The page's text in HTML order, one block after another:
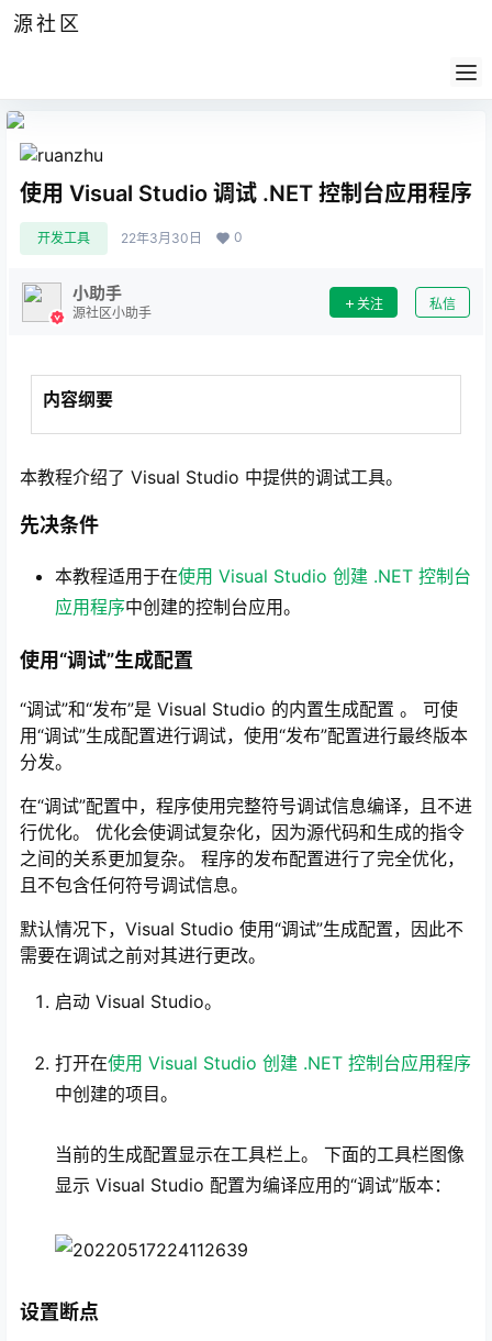
源社区
使用 Visual Studio 调试 .NET 控制台应用程序
开发工具 22年3月30日 0
小助手
源社区小助手
关注 私信
内容纲要
本教程介绍了 Visual Studio 中提供的调试工具。
先决条件
本教程适用于在使用 Visual Studio 创建 .NET 控制台
应用程序中创建的控制台应用。
使用“调试”生成配置
“调试”和“发布”是 Visual Studio 的内置生成配置 。 可使
用“调试”生成配置进行调试，使用“发布”配置进行最终版本
分发。
在“调试”配置中，程序使用完整符号调试信息编译，且不进
行优化。 优化会使调试复杂化，因为源代码和生成的指令
之间的关系更加复杂。 程序的发布配置进行了完全优化，
且不包含任何符号调试信息。
默认情况下，Visual Studio 使用“调试”生成配置，因此不
需要在调试之前对其进行更改。
启动 Visual Studio。
打开在使用 Visual Studio 创建 .NET 控制台应用程序
中创建的项目。
当前的生成配置显示在工具栏上。 下面的工具栏图像
显示 Visual Studio 配置为编译应用的“调试”版本：
设置断点